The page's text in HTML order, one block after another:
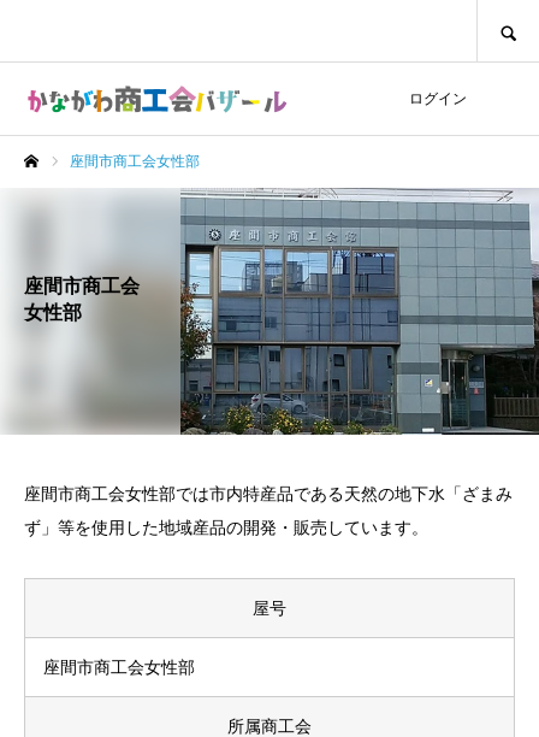
ログイン
座間市商工会女性部
座間市商工会
女性部
座間市商工会女性部では市内特産品である天然の地下水「ざまみ
ず」等を使用した地域産品の開発・販売しています。
屋号
座間市商工会女性部
所属商工会